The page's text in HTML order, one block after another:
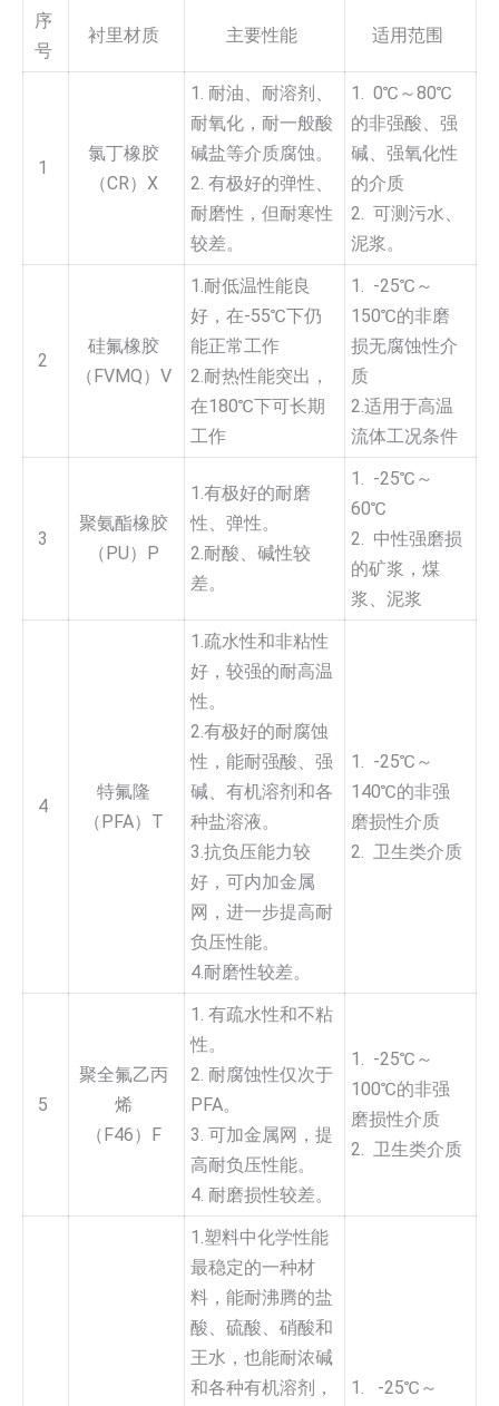
序
号
衬里材质 主要性能 适用范围
1
氯丁橡胶
（CR）X
1. 耐油、耐溶剂、
耐氧化，耐一般酸
碱盐等介质腐蚀。
2. 有极好的弹性、
耐磨性，但耐寒性
较差。
1. 0℃～80℃
的非强酸、强
碱、强氧化性
的介质
2. 可测污水、
泥浆。
2
硅氟橡胶
（FVMQ）V
1.耐低温性能良
好，在-55℃下仍
能正常工作
2.耐热性能突出，
在180℃下可长期
工作
1. -25℃～
150℃的非磨
损无腐蚀性介
质
2.适用于高温
流体工况条件
3
聚氨酯橡胶
（PU）P
1.有极好的耐磨
性、弹性。
2.耐酸、碱性较
差。
1. -25℃～
60℃
2. 中性强磨损
的矿浆，煤
浆、泥浆
4
特氟隆
（PFA）T
1.疏水性和非粘性
好，较强的耐高温
性。
2.有极好的耐腐蚀
性，能耐强酸、强
碱、有机溶剂和各
种盐溶液。
3.抗负压能力较
好，可内加金属
网，进一步提高耐
负压性能。
4.耐磨性较差。
1. -25℃～
140℃的非强
磨损性介质
2. 卫生类介质
5
聚全氟乙丙
烯
（F46）F
1. 有疏水性和不粘
性。
2. 耐腐蚀性仅次于
PFA。
3. 可加金属网，提
高耐负压性能。
4. 耐磨损性较差。
1. -25℃～
100℃的非强
磨损性介质
2. 卫生类介质
1.塑料中化学性能
最稳定的一种材
料，能耐沸腾的盐
酸、硫酸、硝酸和
王水，也能耐浓碱
和各种有机溶剂，
1. -25℃～